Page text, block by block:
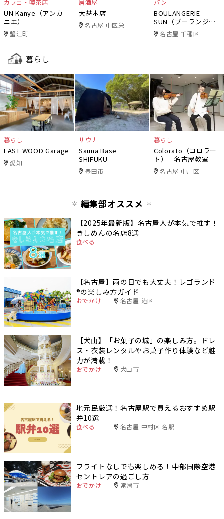
カフェ・喫茶店
UN Kanye（アンカ
ニエ）
蟹江町
居酒屋
大甚本店
名古屋 中区栄
パン
BOULANGERIE
SUN（ブーランジェ
リー・サン）
名古屋 千種区
暮らし
暮らし
EAST WOOD Garage
愛知
サウナ
Sauna Base
SHIFUKU
豊田市
暮らし
Colorato（コロラー
ト） 名古屋教室
名古屋 中川区
編集部オススメ
【2025年最新版】名古屋人が本気で推す！
きしめんの名店8選
食べる
【名古屋】雨の日でも大丈夫！レゴランド
®️の楽しみ方ガイド
おでかけ 名古屋 港区
【犬山】「お菓子の城」の楽しみ方。ドレ
ス・衣装レンタルやお菓子作り体験など魅
力が満載！
おでかけ 犬山市
地元民厳選！名古屋駅で買えるおすすめ駅
弁10選
食べる 名古屋 中村区 名駅
フライトなしでも楽しめる！中部国際空港
セントレアの過ごし方
おでかけ 常滑市